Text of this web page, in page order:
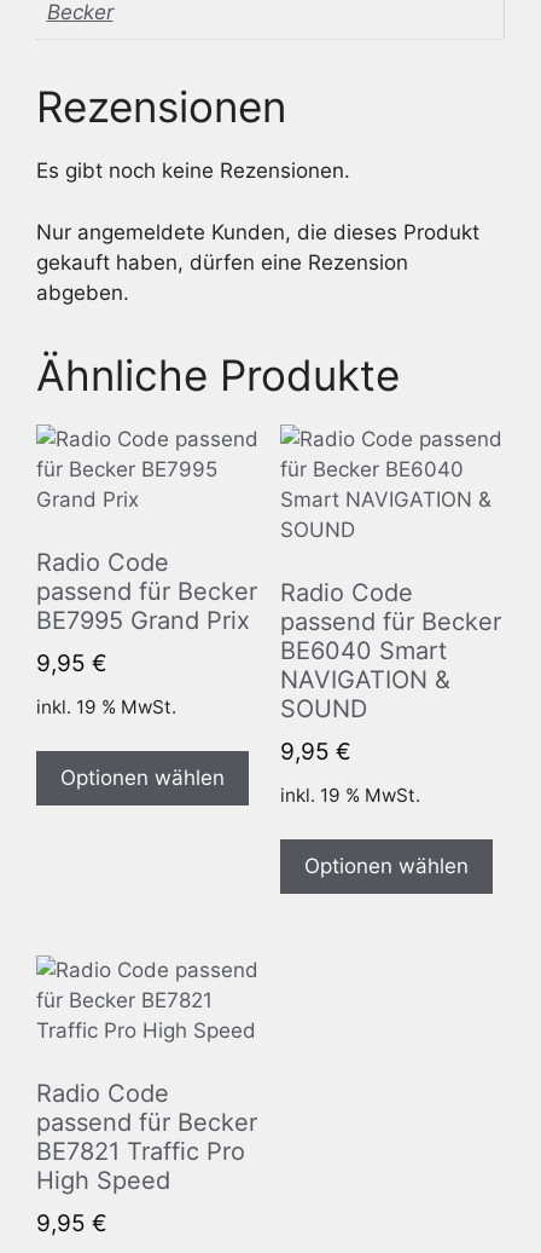
Becker
Rezensionen
Es gibt noch keine Rezensionen.
Nur angemeldete Kunden, die dieses Produkt
gekauft haben, dürfen eine Rezension
abgeben.
Ähnliche Produkte
Radio Code
passend für Becker
BE7995 Grand Prix
9,95 €
inkl. 19 % MwSt.
Optionen wählen
Radio Code
passend für Becker
BE6040 Smart
NAVIGATION &
SOUND
9,95 €
inkl. 19 % MwSt.
Optionen wählen
Radio Code
passend für Becker
BE7821 Traffic Pro
High Speed
9,95 €